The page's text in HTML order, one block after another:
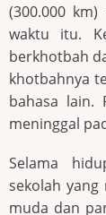
(300.000
waktu itu.
berkhotbah
khotbahnya
bahasa lain.
meninggal
Selama
sekolah yang
muda dan